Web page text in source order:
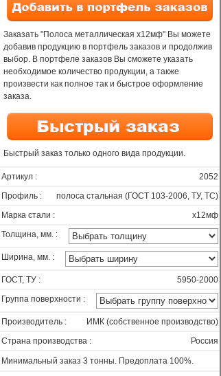
Заказать "Полоса металлическая х12мф" Вы можете
добавив продукцию в портфель заказов и продолжив
выбор. В портфеле заказов Вы сможете указать
необходимое количество продукции, а также
произвести как полное так и быстрое оформление
заказа.
Быстрый заказ только одного вида продукции.
Артикул :
2052
Профиль :
полоса стальная (ГОСТ 103-2006, ТУ, ТС)
Марка стали :
х12мф
Толщина, мм. :
Ширина, мм. :
ГОСТ, ТУ :
5950-2000
Группа поверхности :
Производитель :
ИМК (собственное производство)
Страна производства :
Россия
Минимальный заказ 3 тонны. Предоплата 100%.